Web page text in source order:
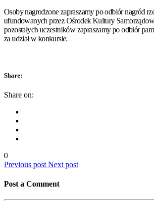
Osoby nagrodzone zapraszamy po odbiór nagród
ufundowanych przez Ośrodek Kultury
pozostałych uczestników zapraszamy po odbiór
za udział w konkursie.
Share:
Share on:
0
Previous post Next post
Post a Comment